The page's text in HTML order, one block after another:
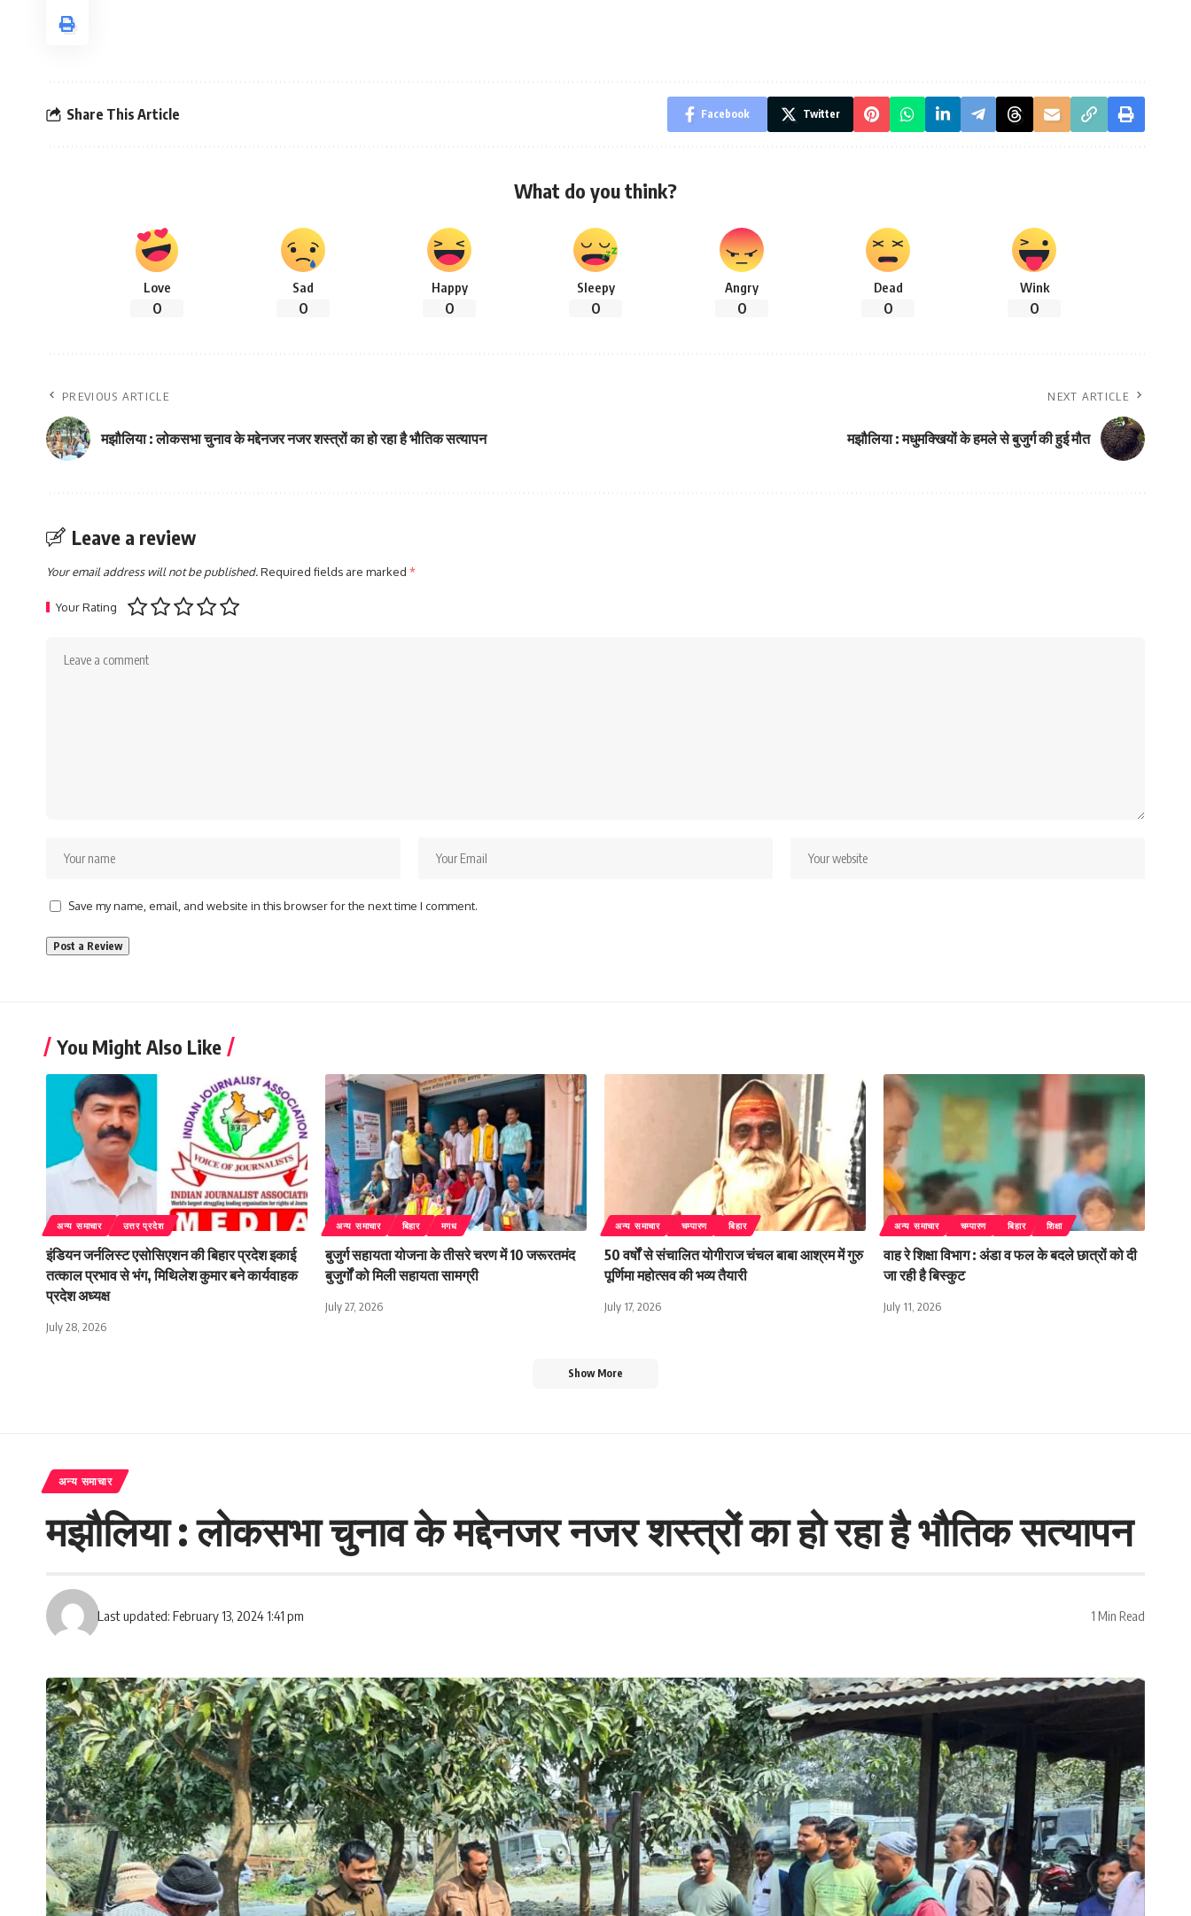
Share This Article Facebook Twitter
What do you think?
Love
0
Sad
0
Happy
0
Sleepy
0
Angry
0
Dead
0
Wink
0
PREVIOUS ARTICLE
मझौलिया : लोकसभा चुनाव के मद्देनजर नजर शस्त्रों का हो रहा है भौतिक सत्यापन
NEXT ARTICLE
मझौलिया : मधुमक्खियों के हमले से बुजुर्ग की हुई मौत
Leave a review
Your email address will not be published.Required fields are marked *
Your Rating
Save my name, email, and website in this browser for the next time I comment.
You Might Also Like
अन्य समाचार उत्तर प्रदेश
इंडियन जर्नलिस्ट एसोसिएशन की बिहार प्रदेश इकाई
तत्काल प्रभाव से भंग, मिथिलेश कुमार बने कार्यवाहक
प्रदेश अध्यक्ष
July 28, 2026
अन्य समाचार बिहार मगध
बुजुर्ग सहायता योजना के तीसरे चरण में 10 जरूरतमंद
बुजुर्गों को मिली सहायता सामग्री
July 27, 2026
अन्य समाचार चम्पारण बिहार
50 वर्षों से संचालित योगीराज चंचल बाबा आश्रम में गुरु
पूर्णिमा महोत्सव की भव्य तैयारी
July 17, 2026
अन्य समाचार चम्पारण बिहार शिक्षा
वाह रे शिक्षा विभाग : अंडा व फल के बदले छात्रों को दी
जा रही है बिस्कुट
July 11, 2026
Show More
अन्य समाचार
मझौलिया : लोकसभा चुनाव के मद्देनजर नजर शस्त्रों का हो रहा है भौतिक सत्यापन
Last updated: February 13, 2024 1:41 pm 1 Min Read